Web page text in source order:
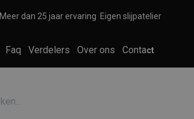
Meer dan 25 jaar ervaring Eigen slijpatelier
Faq Verdelers Over ons Contact